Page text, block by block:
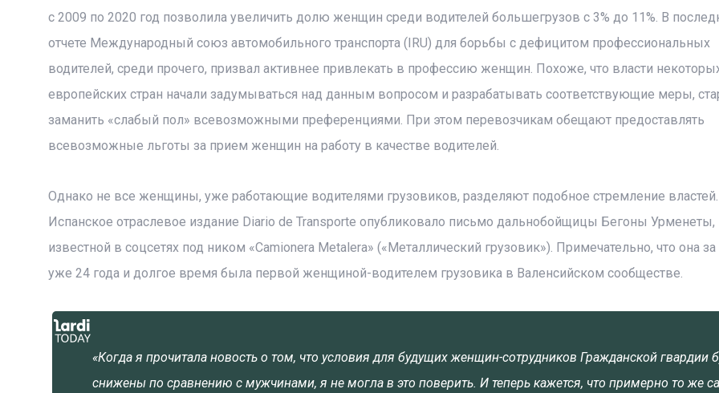
с 2009 по 2020 год позволила увеличить долю женщин среди водителей большегрузов с 3% до 11%. В
отчете Международный союз автомобильного транспорта (IRU) для борьбы с дефицитом профессиональных
водителей, среди прочего, призвал активнее привлекать в профессию женщин. Похоже, что власти
европейских стран начали задумываться над данным вопросом и разрабатывать соответствующие меры,
заманить «слабый пол» всевозможными преференциями. При этом перевозчикам обещают предоставлять
всевозможные льготы за прием женщин на работу в качестве водителей.
Однако не все женщины, уже работающие водителями грузовиков, разделяют подобное стремление властей.
Испанское отраслевое издание Diario de Transporte опубликовало письмо дальнобойщицы Бегоны Урменеты,
известной в соцсетях под ником «Camionera Metalera» («Металлический грузовик»). Примечательно, что она
уже 24 года и долгое время была первой женщиной-водителем грузовика в Валенсийском сообществе.
«Когда я прочитала новость о том, что условия для будущих женщин-сотрудников Гражданской гвардии
снижены по сравнению с мужчинами, я не могла в это поверить. И теперь кажется, что примерно то же